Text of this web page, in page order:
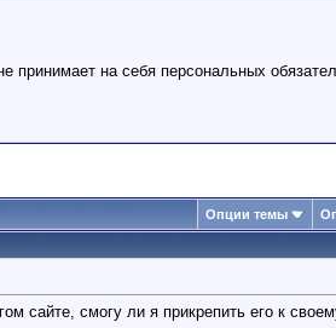
на себя персональных
Опции темы
сайте, смогу ли я прикрепить его к